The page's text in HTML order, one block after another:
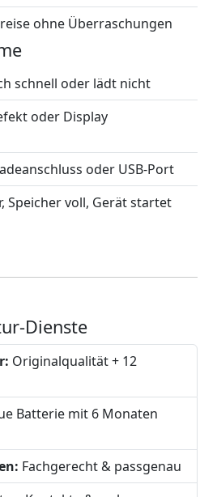
ohne Überraschungen
schnell oder lädt nicht
oder Display
oder USB-Port
Speicher voll, Gerät startet
Dienste
Originalqualität + 12
Batterie mit 6 Monaten
Fachgerecht & passgenau